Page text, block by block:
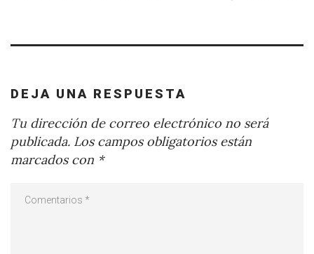
DEJA UNA RESPUESTA
Tu dirección de correo electrónico no será
publicada. Los campos obligatorios están
marcados con *